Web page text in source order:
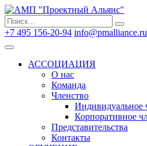
Search
for:
Search
+7 495 156-20-94 info@pmalliance.ru
АССОЦИАЦИЯ
О нас
Команда
Членство
Индивидуальное
Корпоративное
Представительства
Контакты